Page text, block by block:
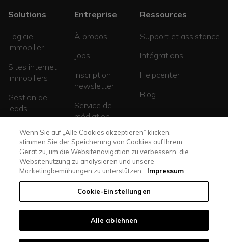
Solutions
Logiciel
immobilier
Sites internet
immobiliers
Gestion de
leads
Sites de
promotions
Entreprise
À propos
Jobs
Inscription
newsletter
Service de
médiation
Ressources
Support et assistance
Intégrations
Helpcenter
Blog
casasoft.ch© All rights reserved. |immoscout24.ch
Wenn Sie auf „Alle Cookies akzeptieren“ klicken,
stimmen Sie der Speicherung von Cookies auf Ihrem
Gerät zu, um die Websitenavigation zu verbessern, die
Websitenutzung zu analysieren und unsere
Marketingbemühungen zu unterstützen.
Impressum
Cookie-Einstellungen
Alle ablehnen